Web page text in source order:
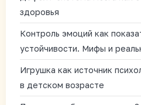
здоровья
Контроль эмоций как
устойчивости. Мифы и
Игрушка как источник
в детском возрасте